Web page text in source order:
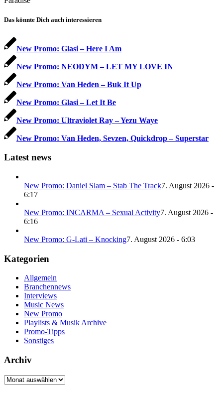
Das könnte Dich auch interessieren
New Promo: Glasi – Here I Am
New Promo: NEODYM – LET MY LOVE IN
New Promo: Van Heden – Buk It Up
New Promo: Glasi – Let It Be
New Promo: Ultraviolet Ray – Yezu Waye
New Promo: Van Heden, Sevzen, Quickdrop – Superstar
Latest news
New Promo: Daniel Slam – Stab The Track7. August 2026 -
6:17
New Promo: INCARMA – Sexual Activity7. August 2026 -
6:16
New Promo: G-Lati – Knocking7. August 2026 - 6:03
Kategorien
Allgemein
Branchennews
Interviews
Music News
New Promo
Playlists & Musik Archive
Promo-Tipps
Sonstiges
Archiv
Archiv